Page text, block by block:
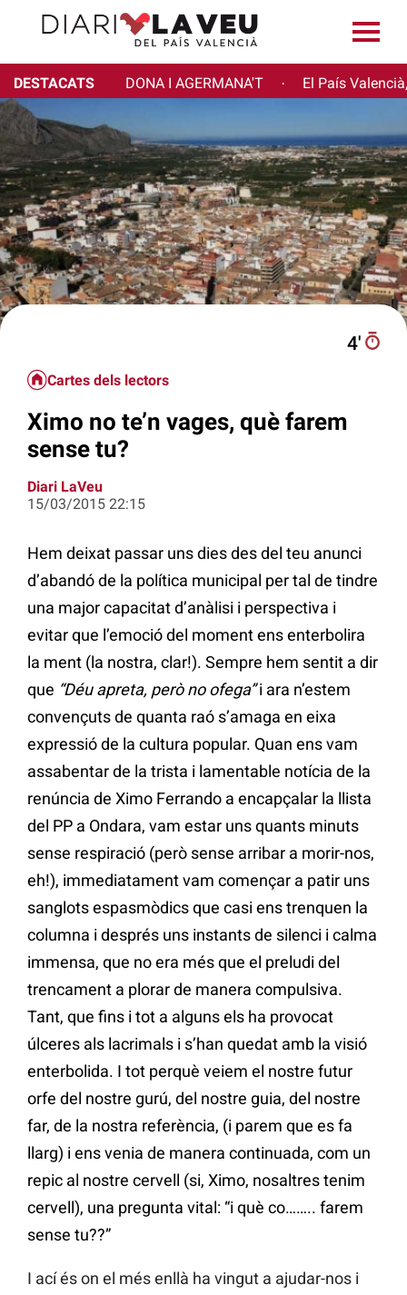
DESTACATS DONA I AGERMANA'T · El País
4′
Cartes dels lectors
Ximo no te’n vages, què farem
sense tu?
Diari LaVeu
15/03/2015 22:15
Hem deixat passar uns dies des del teu anunci
d’abandó de la política municipal per tal de tindre
una major capacitat d’anàlisi i perspectiva i
evitar que l’emoció del moment ens enterbolira
la ment (la nostra, clar!). Sempre hem sentit a dir
que “Déu apreta, però no ofega”i ara n’estem
convençuts de quanta raó s’amaga en eixa
expressió de la cultura popular. Quan ens vam
assabentar de la trista i lamentable notícia de la
renúncia de Ximo Ferrando a encapçalar la llista
del PP a Ondara, vam estar uns quants minuts
sense respiració (però sense arribar a morir-nos,
eh!), immediatament vam començar a patir uns
sanglots espasmòdics que casi ens trenquen la
columna i després uns instants de silenci i calma
immensa, que no era més que el preludi del
trencament a plorar de manera compulsiva.
Tant, que fins i tot a alguns els ha provocat
úlceres als lacrimals i s’han quedat amb la visió
enterbolida. I tot perquè veiem el nostre futur
orfe del nostre gurú, del nostre guia, del nostre
far, de la nostra referència, (i parem que es fa
llarg) i ens venia de manera continuada, com un
repic al nostre cervell (si, Ximo, nosaltres tenim
cervell), una pregunta vital: “i què co…….. farem
sense tu??”
I ací és on el més enllà ha vingut a ajudar-nos i